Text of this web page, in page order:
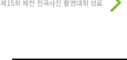
제15회 제천 전국사진 촬영대회 성료